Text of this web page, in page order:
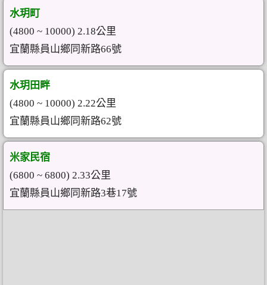
水玥町
(4800 ~ 10000) 2.18公里
宜蘭縣員山鄉同新路66號
水玥田畔
(4800 ~ 10000) 2.22公里
宜蘭縣員山鄉同新路62號
米家民宿
(6800 ~ 6800) 2.33公里
宜蘭縣員山鄉同新路3巷17號